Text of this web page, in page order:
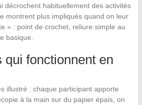
décrochent habituellement des activités
montrent plus impliqués quand on leur
» : point de crochet, reliure simple au
basique.
qui fonctionnent en
illustré : chaque participant apporte
à la main sur du papier épais, on